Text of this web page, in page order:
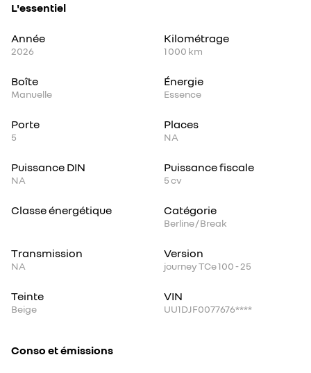
L'essentiel
Année
2026
Kilométrage
1 000 km
Boîte
Manuelle
Énergie
Essence
Porte
5
Places
NA
Puissance DIN
NA
Puissance fiscale
5cv
Classe énergétique Catégorie
Berline / Break
Transmission
NA
Version
journey TCe 100 - 25
Teinte
Beige
VIN
UU1DJF0077676****
Conso et émissions